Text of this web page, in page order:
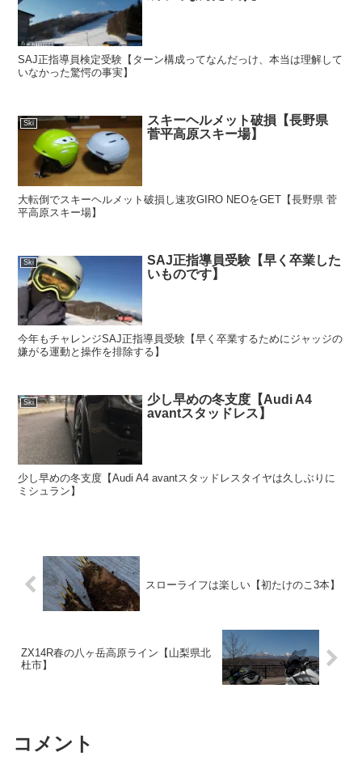
SAJ正指導員検定受験【ターン構成ってなんだっけ、本当は理解して
いなかった驚愕の事実】
Ski
スキーヘルメット破損【長野県
菅平高原スキー場】
大転倒でスキーヘルメット破損し速攻GIRO NEOをGET【長野県 菅
平高原スキー場】
Ski
SAJ正指導員受験【早く卒業した
いものです】
今年もチャレンジSAJ正指導員受験【早く卒業するためにジャッジの
嫌がる運動と操作を排除する】
Ski
少し早めの冬支度【Audi A4
avantスタッドレス】
少し早めの冬支度【Audi A4 avantスタッドレスタイヤは久しぶりに
ミシュラン】
スローライフは楽しい【初たけのこ3本】
ZX14R春の八ヶ岳高原ライン【山梨県北
杜市】
コメント